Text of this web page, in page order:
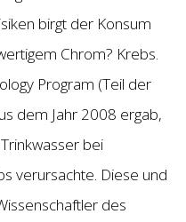
birgt der Konsum
Chrom? Krebs.
Program (Teil der
dem Jahr 2008 ergab,
bei
verursachte. Diese und
des